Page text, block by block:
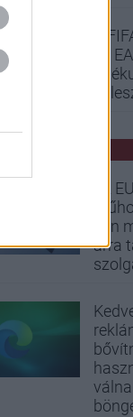
A
az
Az
ben
arra